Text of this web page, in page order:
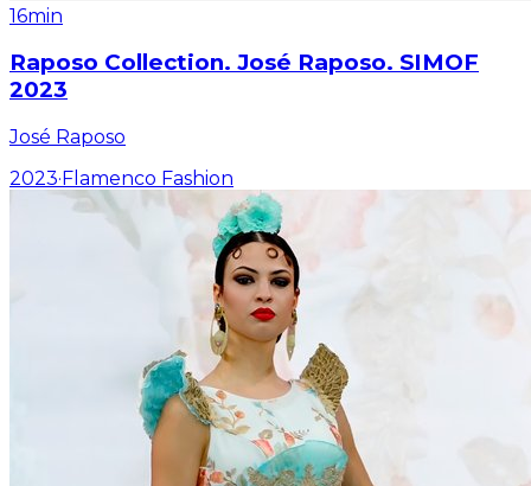
16min
Raposo Collection. José Raposo. SIMOF
2023
José Raposo
2023·Flamenco Fashion